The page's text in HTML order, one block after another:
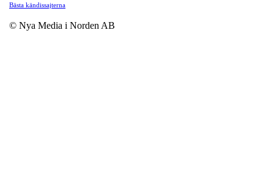
Bästa kändissajterna
© Nya Media i Norden AB